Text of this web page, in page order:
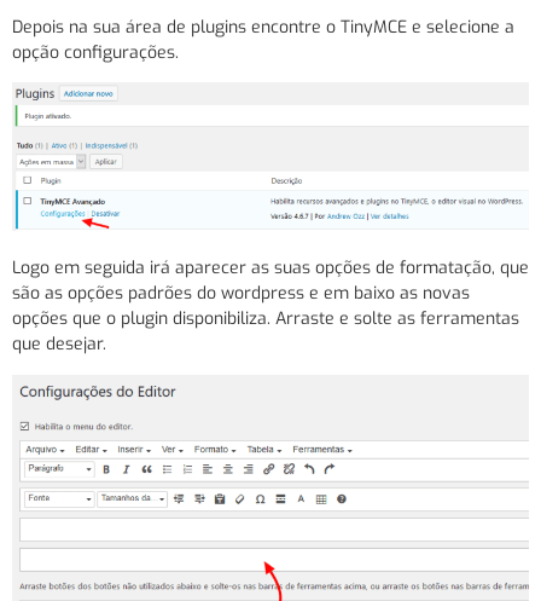
Depois na sua área de plugins encontre o TinyMCE e selecione a
opção configurações.
Logo em seguida irá aparecer as suas opções de formatação, que
são as opções padrões do wordpress e em baixo as novas
opções que o plugin disponibiliza. Arraste e solte as ferramentas
que desejar.